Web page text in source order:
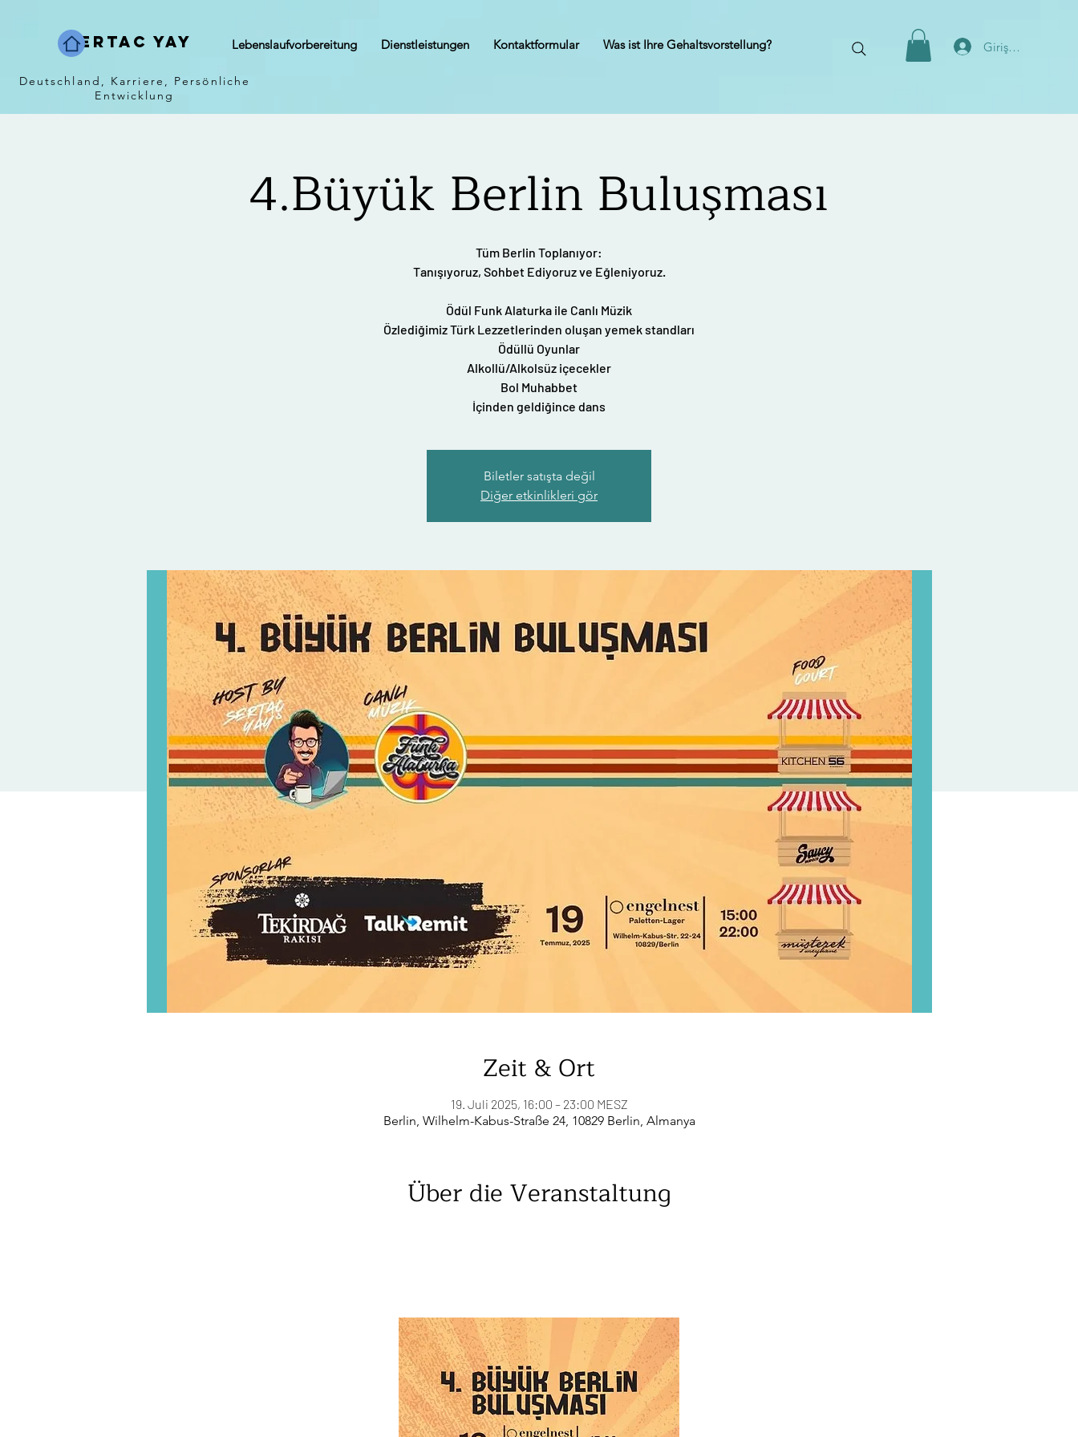
Sertac Yay Lebenslaufvorbereitung Dienstleistungen Kontaktformular Was ist Ihre Gehaltsvorstellung? Giriş Yap
Deutschland, Karriere, Persönliche
Entwicklung
4.Büyük Berlin Buluşması
Tüm Berlin Toplanıyor:
Tanışıyoruz, Sohbet Ediyoruz ve Eğleniyoruz.
Ödül Funk Alaturka ile Canlı Müzik
Özlediğimiz Türk Lezzetlerinden oluşan yemek standları
Ödüllü Oyunlar
Alkollü/Alkolsüz içecekler
Bol Muhabbet
İçinden geldiğince dans
Biletler satışta değil
Diğer etkinlikleri gör
Zeit & Ort
19. Juli 2025, 16:00 – 23:00 MESZ
Berlin, Wilhelm-Kabus-Straße 24, 10829 Berlin, Almanya
Über die Veranstaltung